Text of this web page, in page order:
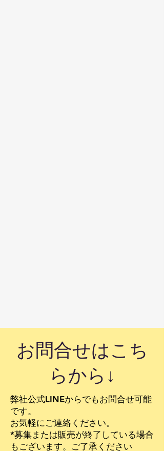
​お問合せはこち
らから↓
弊社公式LINEからでもお問合せ可能
です。
​お気軽にご連絡ください。
*募集または販売が終了している場合
もございます。ご了承ください